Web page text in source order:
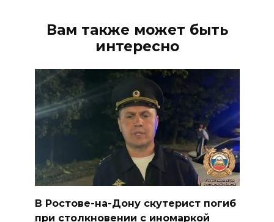
Вам также может быть
интересно
В Ростове-на-Дону скутерист погиб
при столкновении с иномаркой